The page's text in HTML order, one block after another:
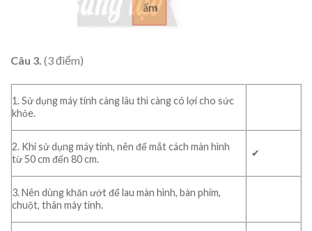
Câu 3. (3 điểm)
1. Sử dụng máy tính càng lâu thì càng có lợi cho sức
khỏe.
2. Khi sử dụng máy tính, nên để mắt cách màn hình
từ 50 cm đến 80 cm.
✔
3. Nên dùng khăn ướt để lau màn hình, bàn phím,
chuột, thân máy tính.